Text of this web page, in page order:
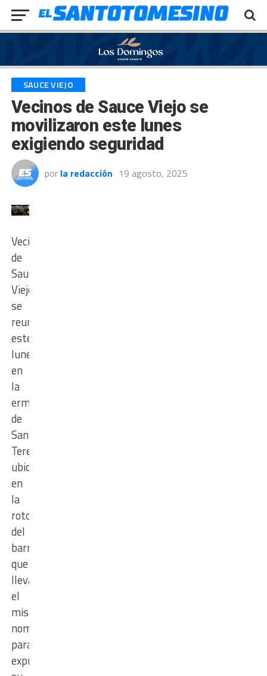
SAUCE VIEJO
Vecinos de Sauce Viejo se
movilizaron este lunes
exigiendo seguridad
por la redacción 19 agosto, 2025
Vecinos
de
Sauce
Viejo
se
reunieron
este
lunes
en
la
ermita
de
Santa
Teresita,
ubicada
en
la
rotonda
del
barrio,
que
lleva
el
mismo
nombre,
para
expresar
Exit mobile version